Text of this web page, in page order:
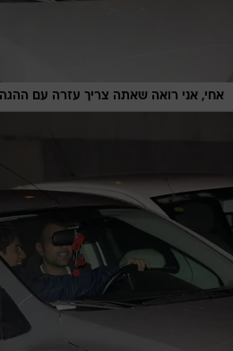
אחי, אני רואה שאתה צריך עזרה עם ההגה